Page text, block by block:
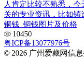
人肯定比较不熟悉，
关的专业资讯，比如铸
铜钱_铜钱图片及价格
10450
粤ICP备13077976号
© 2026 广州爱藏网信